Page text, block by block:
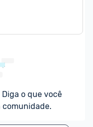
o que você
comunidade.